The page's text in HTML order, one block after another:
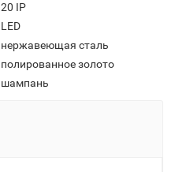
20 IP
LED
нержавеющая сталь
полированное золото
шампань